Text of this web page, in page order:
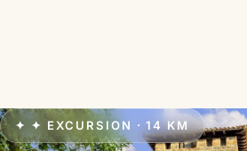
✦ ✦ EXCURSION · 14 KM